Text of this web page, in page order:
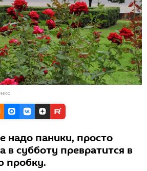
надо паники, просто
в субботу превратится в
пробку.